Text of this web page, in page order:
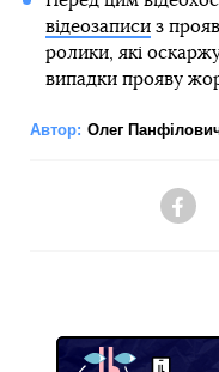
відеозаписиз
ролики, які
випадки прояву
Автор: Олег